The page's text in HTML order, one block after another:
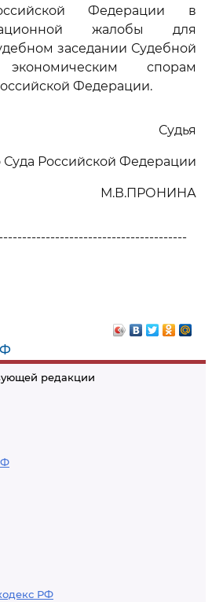
редакции
РФ
Федерации в
жалобы для
заседании Судебной
спорам
Федерации.
Судья
Суда Российской Федерации
М.В.ПРОНИНА